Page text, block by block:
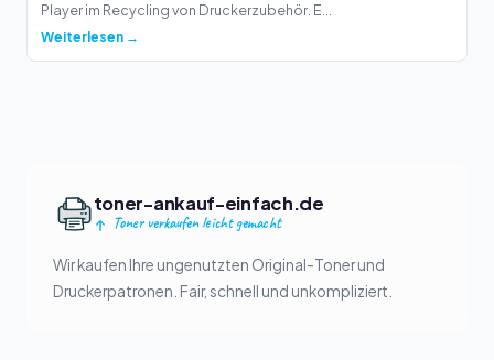
Player im Recycling von Druckerzubehör. E...
Weiterlesen →
toner-ankauf-einfach.de
Toner verkaufen leicht gemacht
Wir kaufen Ihre ungenutzten Original-Toner und
Druckerpatronen. Fair, schnell und unkompliziert.